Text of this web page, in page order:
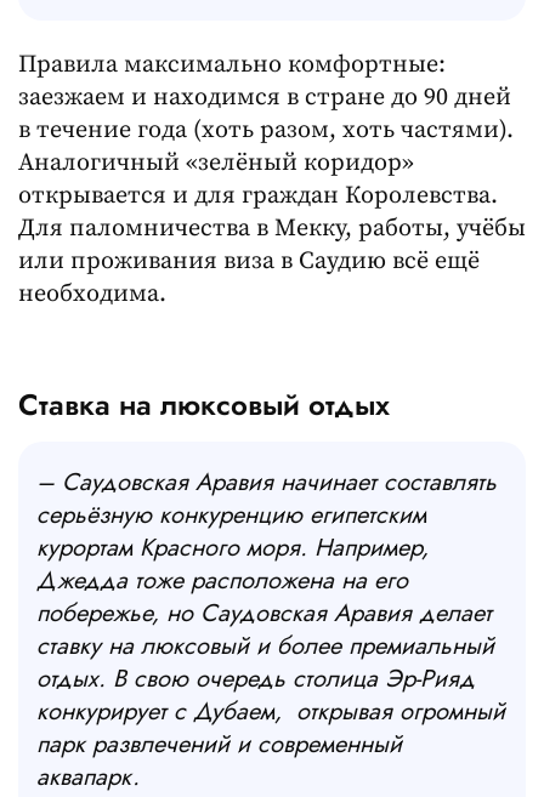
Правила максимально комфортные:
заезжаем и находимся в стране до 90 дней
в течение года (хоть разом, хоть частями).
Аналогичный «зелёный коридор»
открывается и для граждан Королевства.
Для паломничества в Мекку, работы, учёбы
или проживания виза в Саудию всё ещё
необходима.
Ставка на люксовый отдых
– Саудовская Аравия начинает составлять
серьёзную конкуренцию египетским
курортам Красного моря. Например,
Джедда тоже расположена на его
побережье, но Саудовская Аравия делает
ставку на люксовый и более премиальный
отдых. В свою очередь столица Эр-Рияд
конкурирует с Дубаем, открывая огромный
парк развлечений и современный
аквапарк.